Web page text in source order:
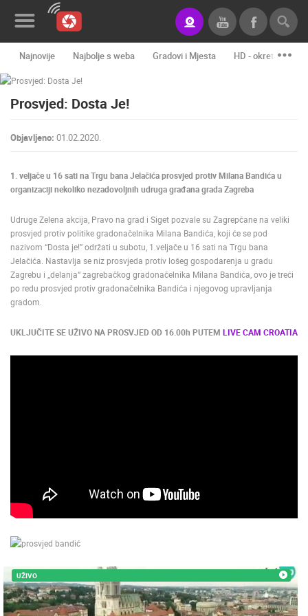
Novosti&Blog
Kategorije
Lokacije
Izdvojeno
Povijest
Karta
KONTAKTIRAJTE
NAS
MEDIJI O
NAGRADE I
PRIVACY
POLICY
HRVATSKI
Najnovije Najbolje s weba Gradovi i Mjesta HD - okretne
Prosvjed: Dosta Je!
Objavljeno: 01.02.2020.
1. veljače u 16 sati na Trgu bana Jelačića prosvjed protiv Milana Bandića u
organizaciji nekoliko nezadovoljnih udruga građana grada Zagreba
Udruge Zelena akcija, Pravo na grad i Siget pozvale su Zagrepčane na veliki
prosvjed protiv politike gradonačelnika Milana Bandića, koji će se pod
nazivom “Dosta je!” održati u subotu, 1.veljače u 16 sati na Trgu bana
Jelačića. Nastavlja se niz prosvjeda protiv lošeg gospodarenja u gradu
Zagrebu i „delanja“ zagrebačkog gradonačelnika Milana Bandića, ovo je treći
po redu prosvjed protiv gradonačelnika Bandića i njegovog upravljanja
gradom.
UKLJUČITE SE UŽIVO NA PROSVJED OD 16.00h PUTEM LIVE CAM CROATIA
UŽIVO